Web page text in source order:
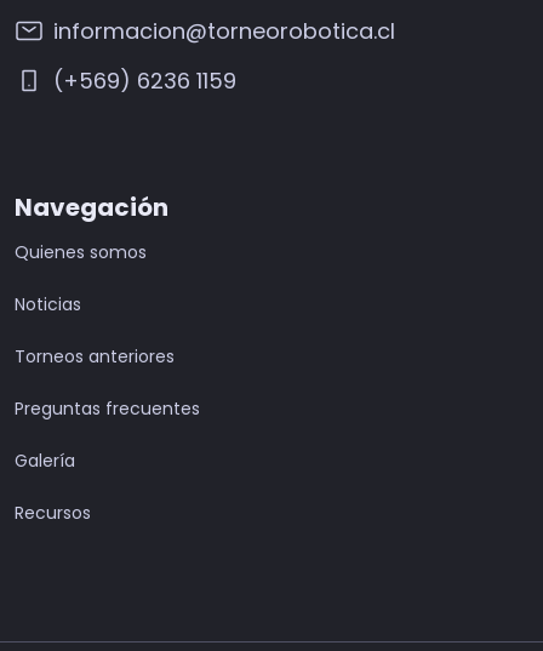
informacion@torneorobotica.cl
(+569) 6236 1159
Navegación
Quienes somos
Noticias
Torneos anteriores
Preguntas frecuentes
Galería
Recursos